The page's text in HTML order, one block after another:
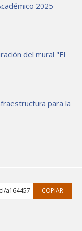
2025
del mural "El
para la
a164457 COPIAR